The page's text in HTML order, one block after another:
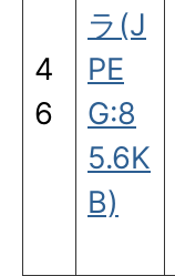
4
6
ラ(J
PE
G:8
5.6K
B)